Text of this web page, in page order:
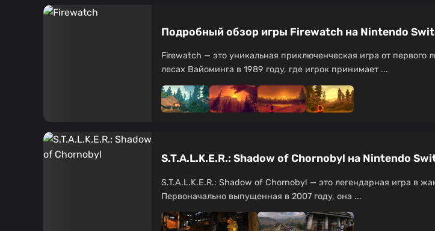
Подробный обзор игры Firewatch на Nintendo
Firewatch — это уникальная приключенческая игра от первого
лесах Вайоминга в 1989 году, где игрок принимает ...
S.T.A.L.K.E.R.: Shadow of Chornobyl на Nintendo
S.T.A.L.K.E.R.: Shadow of Chornobyl — это легендарная игра в
Первоначально выпущенная в 2007 году, она ...